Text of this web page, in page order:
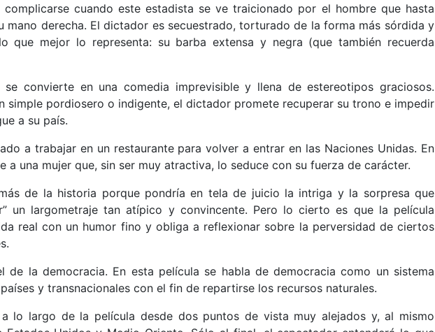
cuando este estadista se ve traicionado por el hombre que hasta
mano derecha. El dictador es secuestrado, torturado de la forma más sórdida y
que mejor lo representa: su barba extensa y negra (que también recuerda
convierte en una comedia imprevisible y llena de estereotipos graciosos.
simple pordiosero o indigente, el dictador promete recuperar su trono e impedir
a su país.
a trabajar en un restaurante para volver a entrar en las Naciones Unidas. En
a una mujer que, sin ser muy atractiva, lo seduce con su fuerza de carácter.
de la historia porque pondría en tela de juicio la intriga y la sorpresa que
un largometraje tan atípico y convincente. Pero lo cierto es que la película
real con un humor fino y obliga a reflexionar sobre la perversidad de ciertos
de la democracia. En esta película se habla de democracia como un sistema
y transnacionales con el fin de repartirse los recursos naturales.
lo largo de la película desde dos puntos de vista muy alejados y, al mismo